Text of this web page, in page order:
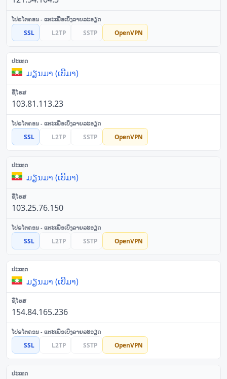
SSL L2TP SSTP OpenVPN
ມຽນມາ (ເບີມາ)
103.81.113.23
SSL L2TP SSTP OpenVPN
ມຽນມາ (ເບີມາ)
103.25.76.150
SSL L2TP SSTP OpenVPN
ມຽນມາ (ເບີມາ)
154.84.165.236
SSL L2TP SSTP OpenVPN